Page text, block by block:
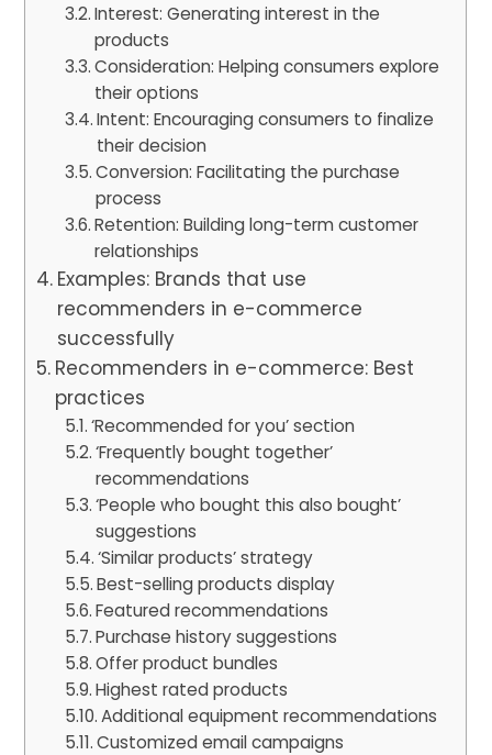
Interest: Generating interest in the
products
Consideration: Helping consumers explore
their options
Intent: Encouraging consumers to finalize
their decision
Conversion: Facilitating the purchase
process
Retention: Building long-term customer
relationships
Examples: Brands that use
recommenders in e-commerce
successfully
Recommenders in e-commerce: Best
practices
‘Recommended for you’ section
‘Frequently bought together’
recommendations
‘People who bought this also bought’
suggestions
‘Similar products’ strategy
Best-selling products display
Featured recommendations
Purchase history suggestions
Offer product bundles
Highest rated products
Additional equipment recommendations
Customized email campaigns